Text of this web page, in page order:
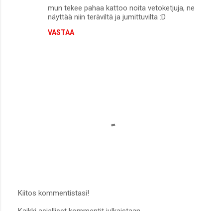
mun tekee pahaa kattoo noita vetoketjuja, ne
näyttää niin teräviltä ja jumittuvilta :D
VASTAA
Kiitos kommentistasi!